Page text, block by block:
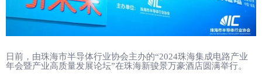
日前，由珠海市半导体行业协会主办的“2024珠海集成电路产业
年会暨产业高质量发展论坛”在珠海新骏景万豪酒店圆满举行。